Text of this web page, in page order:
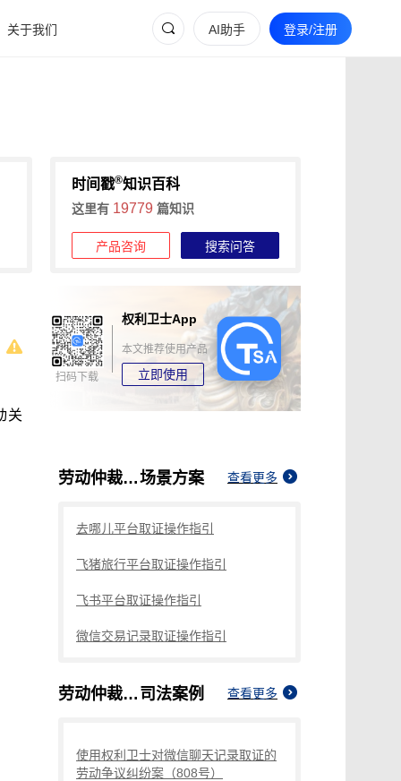
关于我们 AI助手 登录/注册
时间戳®知识百科
这里有 19779 篇知识
产品咨询 搜索问答
关
扫码下载
权利卫士App
本文推荐使用产品
立即使用
劳动仲裁如何取证劳动关系场景方案 查看更多
去哪儿平台取证操作指引
飞猪旅行平台取证操作指引
飞书平台取证操作指引
微信交易记录取证操作指引
劳动仲裁如何取证劳动关系 司法案例 查看更多
使用权利卫士对微信聊天记录取证的
劳动争议纠纷案（808号）